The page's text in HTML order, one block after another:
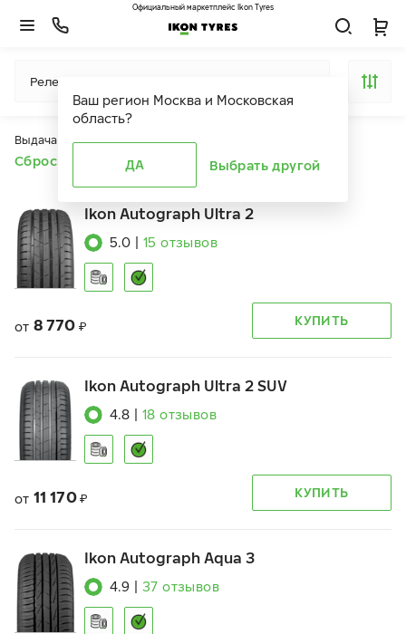
Ваш регион Москва и Московская
область?
ДА Выбрать другой
Официальный маркетплейс Ikon Tyres
Релевантность
Выдача продуктов ограничена действием фильтров
Сбросить все фильтры
Ikon Autograph Ultra 2
5.0 15 отзывов
от 8 770 ₽ КУПИТЬ
Ikon Autograph Ultra 2 SUV
4.8 18 отзывов
от 11 170 ₽ КУПИТЬ
Ikon Autograph Aqua 3
4.9 37 отзывов